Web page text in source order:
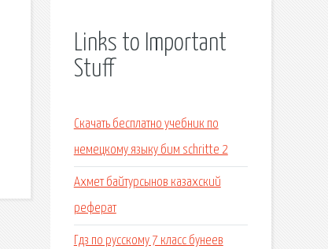
Links to Important
Stuff
Скачать бесплатно учебник по
немецкому языку бим schritte 2
Ахмет байтурсынов казахский
реферат
Гдз по русскому 7 класс бунеев